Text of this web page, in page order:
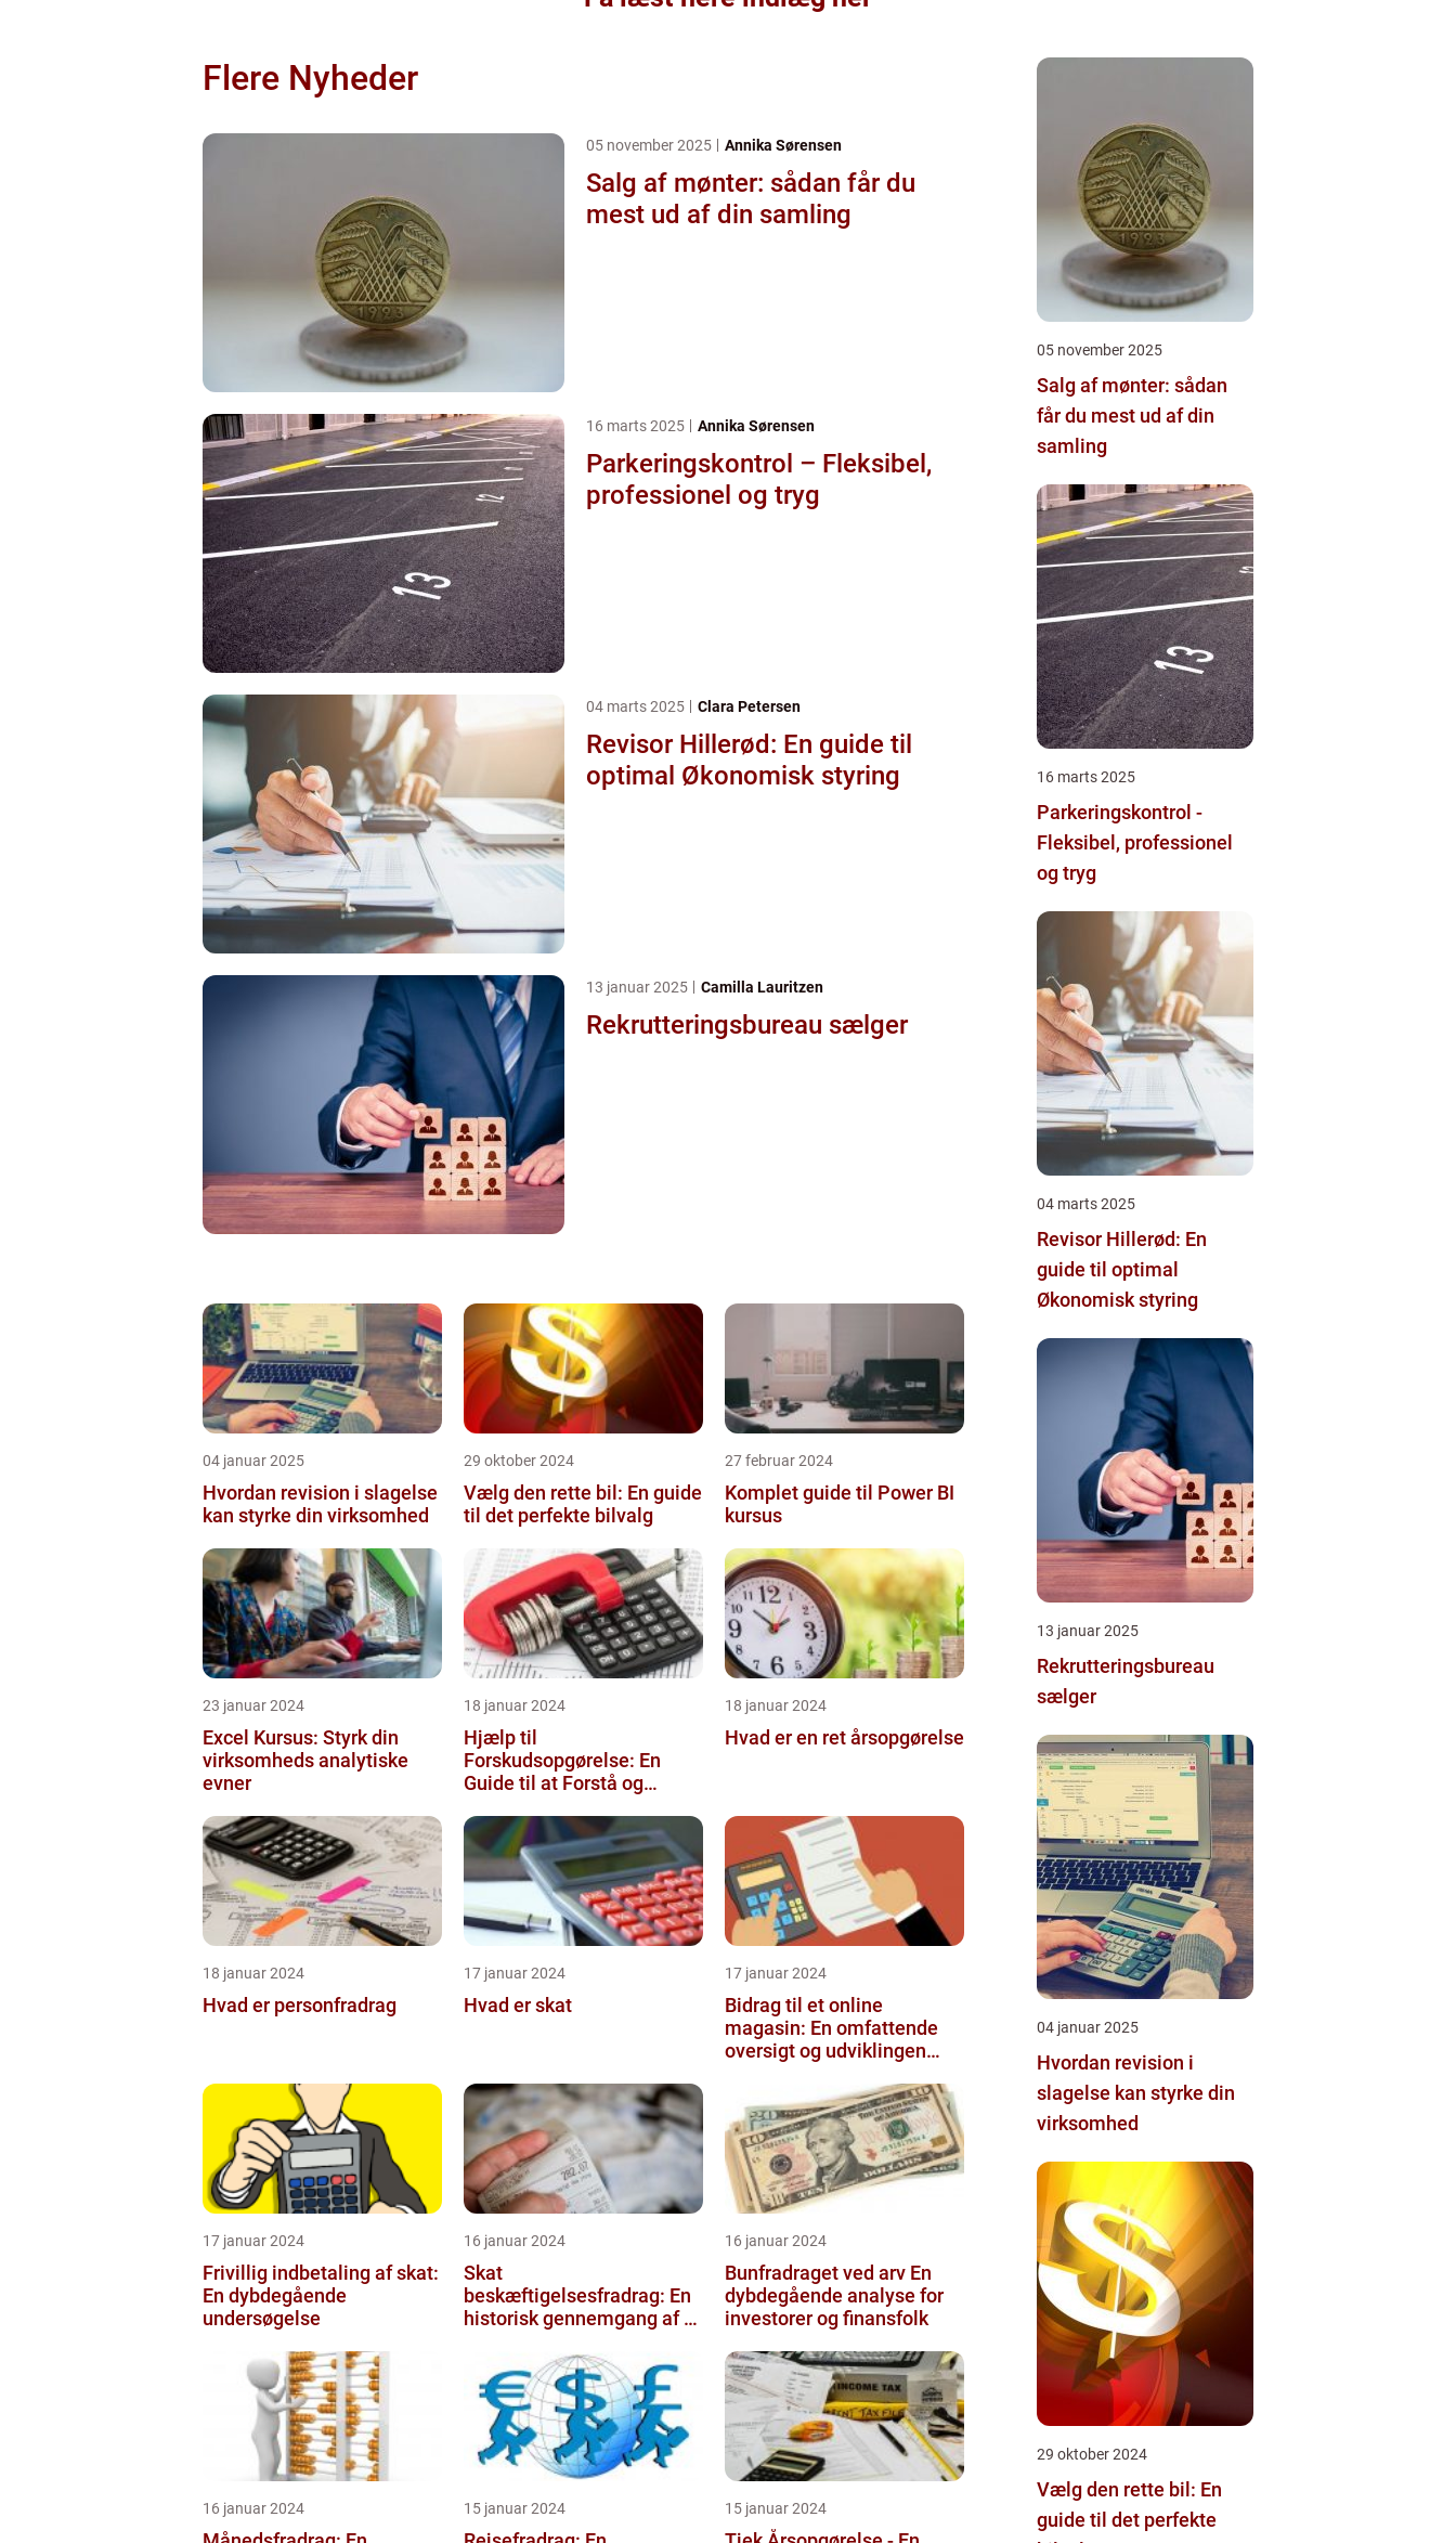
Flere Nyheder
05 november 2025 Annika Sørensen
Salg af mønter: sådan får du
mest ud af din samling
16 marts 2025 Annika Sørensen
Parkeringskontrol – Fleksibel,
professionel og tryg
04 marts 2025 Clara Petersen
Revisor Hillerød: En guide til
optimal Økonomisk styring
13 januar 2025 Camilla Lauritzen
Rekrutteringsbureau sælger
04 januar 2025
Hvordan revision i slagelse
kan styrke din virksomhed
29 oktober 2024
Vælg den rette bil: En guide
til det perfekte bilvalg
27 februar 2024
Komplet guide til Power BI
kursus
23 januar 2024
Excel Kursus: Styrk din
virksomheds analytiske
evner
18 januar 2024
Hjælp til
Forskudsopgørelse: En
Guide til at Forstå og
18 januar 2024
Hvad er en ret årsopgørelse
18 januar 2024
Hvad er personfradrag
17 januar 2024
Hvad er skat
17 januar 2024
Bidrag til et online
magasin: En omfattende
oversigt og udviklingen
17 januar 2024
Frivillig indbetaling af skat:
En dybdegående
undersøgelse
16 januar 2024
Skat
beskæftigelsesfradrag: En
historisk gennemgang af et
skattefritagelsesprogram
for inves...
16 januar 2024
Bunfradraget ved arv En
dybdegående analyse for
investorer og finansfolk
16 januar 2024 15 januar 2024 15 januar 2024
05 november 2025
Salg af mønter: sådan
får du mest ud af din
samling
16 marts 2025
Parkeringskontrol -
Fleksibel, professionel
og tryg
04 marts 2025
Revisor Hillerød: En
guide til optimal
Økonomisk styring
13 januar 2025
Rekrutteringsbureau
sælger
04 januar 2025
Hvordan revision i
slagelse kan styrke din
virksomhed
29 oktober 2024
Vælg den rette bil: En
guide til det perfekte